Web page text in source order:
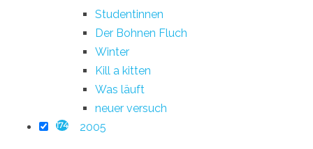
Studentinnen
Der Bohnen Fluch
Winter
Kill a kitten
Was läuft
neuer versuch
174 2005